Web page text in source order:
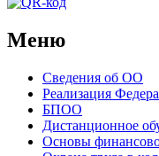
Меню
Сведения об ОО
Реализация
БПОО
Дистанционное
Основы